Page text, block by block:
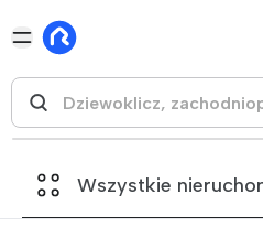
Wszystkie